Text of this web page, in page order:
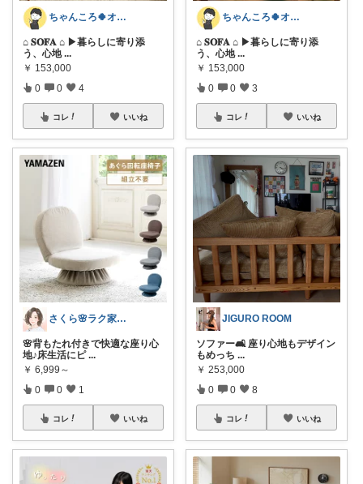
ちゃんころ🍀オリ写/インテリア/キッズ
⌂ 𝐒𝐎𝐅𝐀 ⌂ ▶暮らしに寄り添
う、心地 ...
￥ 153,000
0 0 4
コレ いいね
さくら🌸ラク家事&便利な生活雑貨🏠️
🌸背もたれ付きで快適な座り心
地♪床生活にピ ...
￥ 6,999～
0 0 1
コレ いいね
ちゃんころ🍀オリ写/インテリア/キッズ
⌂ 𝐒𝐎𝐅𝐀 ⌂ ▶暮らしに寄り添
う、心地 ...
￥ 153,000
0 0 3
コレ いいね
JIGURO ROOM
ソファー🛋️ 座り心地もデザイン
もめっち ...
￥ 253,000
0 0 8
コレ いいね